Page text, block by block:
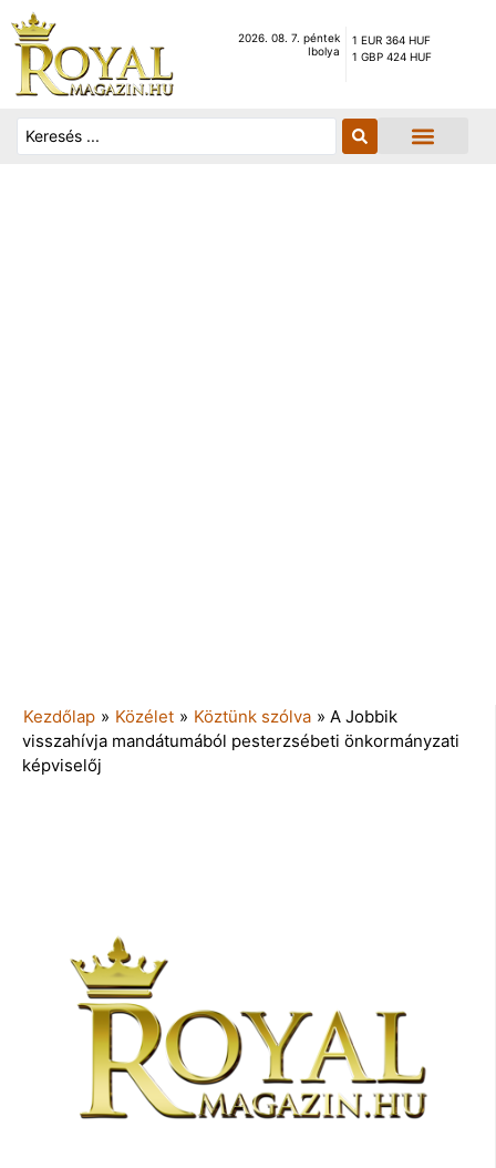
2026. 08. 7. péntek
Ibolya
1 EUR 364 HUF
1 GBP 424 HUF
Kezdőlap » Közélet » Köztünk szólva » A Jobbik
visszahívja mandátumából pesterzsébeti önkormányzati
képviselőj